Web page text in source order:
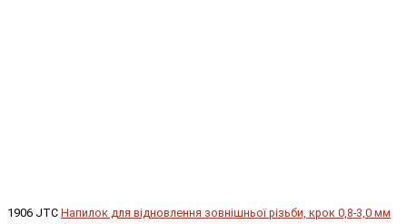
1906 JTC Напилок для відновлення зовнішньої різьби, крок 0,8-3,0 мм